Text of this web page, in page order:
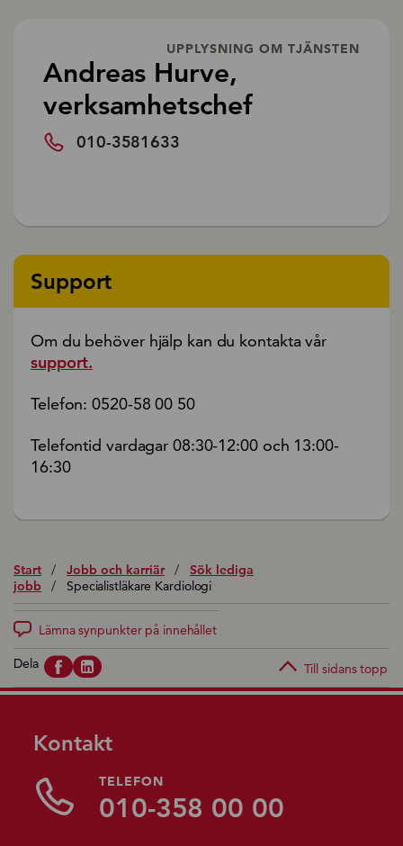
UPPLYSNING OM TJÄNSTEN
Andreas Hurve,
verksamhetschef
010-3581633
Support
Om du behöver hjälp kan du kontakta vår
support.
Telefon: 0520-58 00 50
Telefontid vardagar 08:30-12:00 och 13:00-
16:30
Start / Jobb och karriär /
Sök lediga
jobb
/ Specialistläkare Kardiologi
Lämna synpunkter på innehållet
Dela Till sidans topp
Kontakt
TELEFON
010-358 00 00